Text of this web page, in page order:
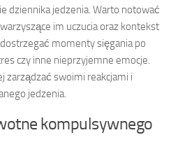
dziennika jedzenia. Warto notować
im uczucia oraz kontekst
momenty sięgania po
czy inne nieprzyjemne emocje.
zarządzać swoimi reakcjami i
jedzenia.
kompulsywnego